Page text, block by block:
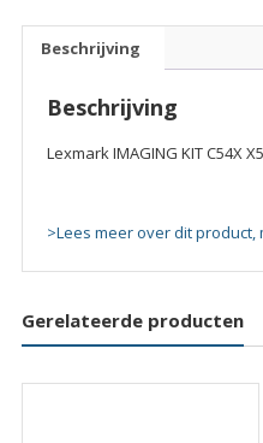
quantity
Beschrijving
Beschrijving
Lexmark IMAGING KIT C54X
>Lees meer over dit product,
Gerelateerde producten